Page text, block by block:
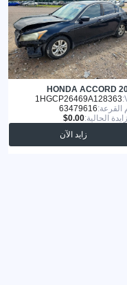
HONDA ACCORD
1HGCP26469A128363
القرعة:63479616
الحالية:
زايد الآن